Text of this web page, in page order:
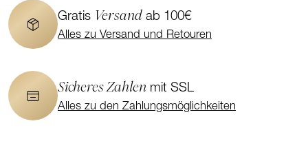
Gratis Versand ab 100€
Alles zu Versand und Retouren
Sicheres Zahlen mit SSL
Alles zu den Zahlungsmöglichkeiten